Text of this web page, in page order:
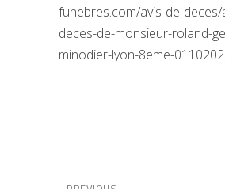
funebres.com/avis-de-deces/
deces-de-monsieur-roland-
minodier-lyon-8eme-